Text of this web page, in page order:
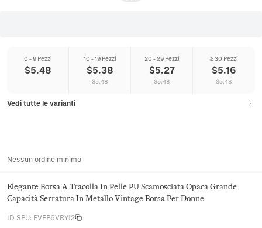
0 - 9 Pezzi
$5.48
10 - 19 Pezzi
$5.38
$5.48
20 - 29 Pezzi
$5.27
$5.48
≥ 30 Pezzi
$5.16
$5.48
Vedi tutte le varianti
Nessun ordine minimo
Elegante Borsa A Tracolla In Pelle PU Scamosciata Opaca Grande
Capacità Serratura In Metallo Vintage Borsa Per Donne
ID SPU: EVFP6VRYJ2